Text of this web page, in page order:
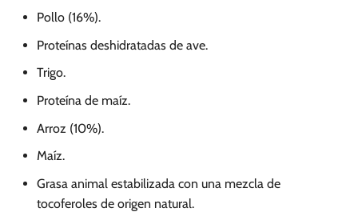
Pollo (16%).
Proteínas deshidratadas de ave.
Trigo.
Proteína de maíz.
Arroz (10%).
Maíz.
Grasa animal estabilizada con una mezcla de
tocoferoles de origen natural.